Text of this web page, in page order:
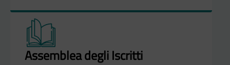
Assemblea degli Iscritti